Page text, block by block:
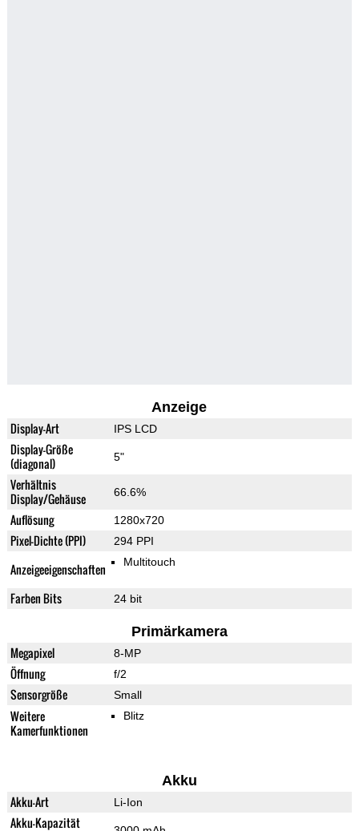
Anzeige
Display-Art IPS LCD
Display-Größe
(diagonal)
5"
Verhältnis
Display/Gehäuse
66.6%
Auflösung 1280x720
Pixel-Dichte (PPI) 294 PPI
Anzeigeeigenschaften Multitouch
Farben Bits 24 bit
Primärkamera
Megapixel 8-MP
Öffnung f/2
Sensorgröße Small
Weitere
Kamerfunktionen
Blitz
Akku
Akku-Art Li-Ion
Akku-Kapazität